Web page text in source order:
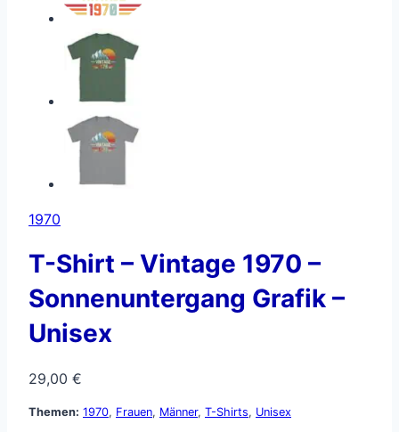
1970
T-Shirt – Vintage 1970 –
Sonnenuntergang Grafik –
Unisex
29,00 €
Themen: 1970, Frauen, Männer, T-Shirts, Unisex